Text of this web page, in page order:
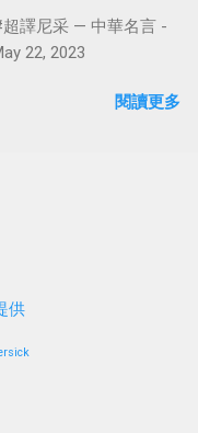
譯尼采 — 中華名言 -
22, 2023
閱讀更多
供